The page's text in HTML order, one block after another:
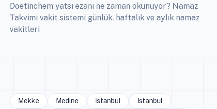
Doetinchem yatsı ezanı ne zaman okunuyor? Namaz
Takvimi vakit sistemi günlük, haftalık ve aylık namaz
vakitleri
Mekke Medine Istanbul
Istanbul